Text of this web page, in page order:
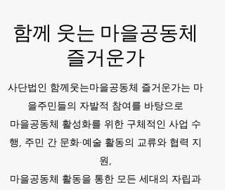
함께 웃는 마을공동체
즐거운가
사단법인 함께웃는마을공동체 즐거운가는 마
을주민들의 자발적 참여를 바탕으로
마을공동체 활성화를 위한 구체적인 사업 수
행, 주민 간 문화·예술 활동의 교류와 협력 지
원,
마을공동체 활동을 통한 모든 세대의 자립과